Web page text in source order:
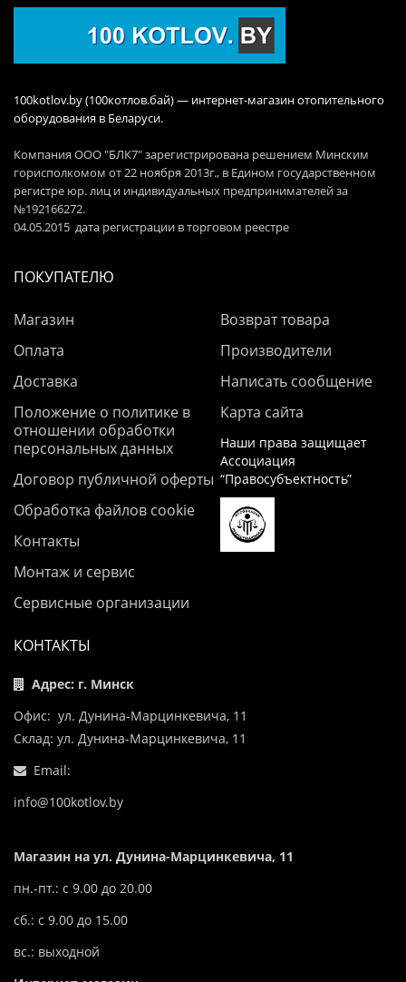
100kotlov.by (100котлов.бай) — интернет-магазин отопительного
оборудования в Беларуси.
Компания ООО "БЛК7" зарегистрирована решением Минским
горисполкомом от 22 ноября 2013г., в Едином государственном
регистре юр. лиц и индивидуальных предпринимателей за
№192166272.
04.05.2015 дата регистрации в торговом реестре
ПОКУПАТЕЛЮ
Магазин
Оплата
Доставка
Положение о политике в
отношении обработки
персональных данных
Договор публичной оферты
Обработка файлов cookie
Контакты
Монтаж и сервис
Сервисные организации
Возврат товара
Производители
Написать сообщение
Карта сайта
Наши права защищает
Ассоциация
“Правосубъектность”
КОНТАКТЫ
Адрес: г. Минск
Офис: ул. Дунина-Марцинкевича, 11
Склад: ул. Дунина-Марцинкевича, 11
Email:
info@100kotlov.by
Магазин на ул. Дунина-Марцинкевича, 11
пн.-пт.: с 9.00 до 20.00
сб.: с 9.00 до 15.00
вс.: выходной